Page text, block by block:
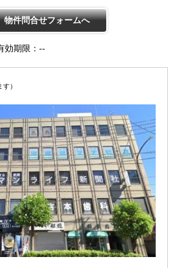
物件問合せフォームへ
効期限：--
）